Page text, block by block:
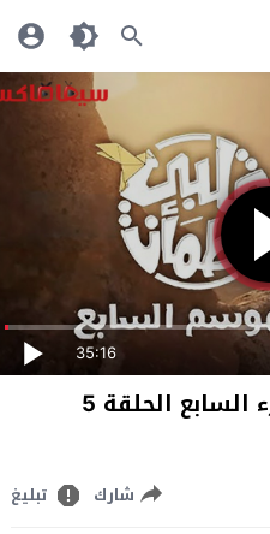
35:16
الحلقة 5
شارك تبليغ